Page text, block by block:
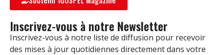
Inscrivez-vous à notre Newsletter
Inscrivez-vous à notre liste de diffusion pour recevoir
des mises à jour quotidiennes directement dans votre